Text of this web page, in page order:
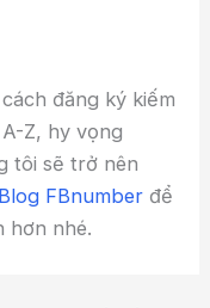
đăng ký kiếm
Z, hy vọng
tôi sẽ trở nên
Blog FBnumber để
hơn nhé.